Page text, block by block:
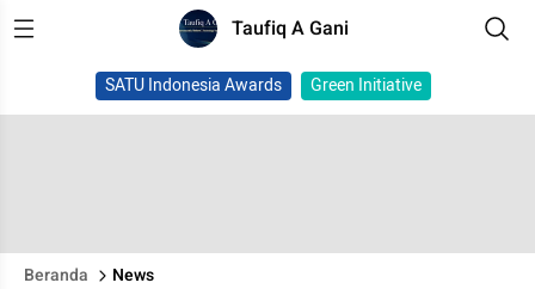
Taufiq A Gani
SATU Indonesia Awards Green Initiative
Beranda News